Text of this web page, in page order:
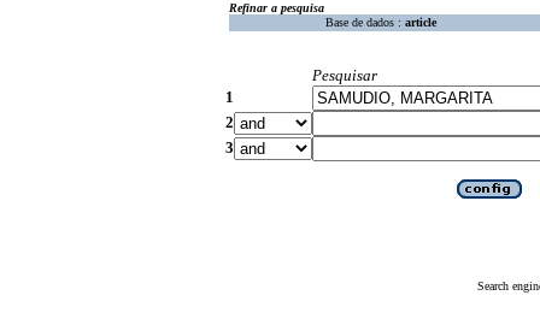
Refinar a pesquisa
Base de dados : article
Pesquisar
1
2
3
Search